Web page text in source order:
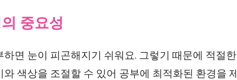
중요성
면 눈이 피곤해지기 쉬워요. 그렇기 때문에 적절
색상을 조절할 수 있어 공부에 최적화된 환경을